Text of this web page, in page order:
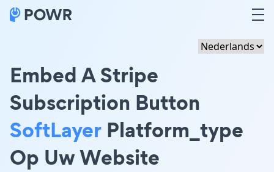
Embed A Stripe
Subscription Button
SoftLayer Platform_type
Op Uw Website